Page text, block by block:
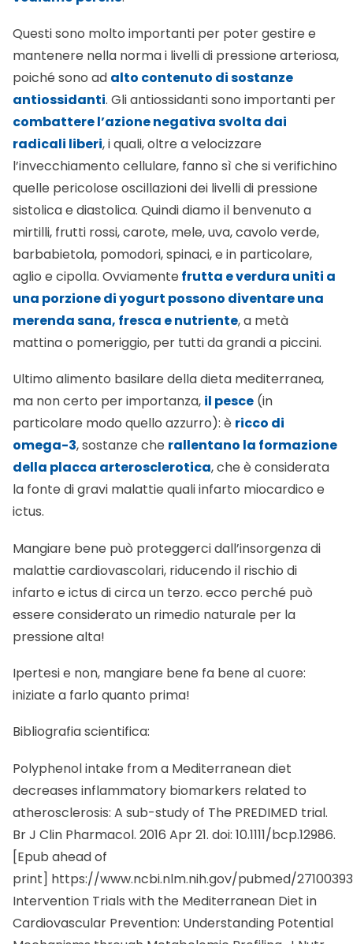
Questi sono molto importanti per poter gestire e
mantenere nella norma i livelli di pressione arteriosa,
poiché sono ad alto contenuto di sostanze
antiossidanti. Gli antiossidanti sono importanti per
combattere l’azione negativa svolta dai
radicali liberi, i quali, oltre a velocizzare
l’invecchiamento cellulare, fanno sì che si verifichino
quelle pericolose oscillazioni dei livelli di pressione
sistolica e diastolica. Quindi diamo il benvenuto a
mirtilli, frutti rossi, carote, mele, uva, cavolo verde,
barbabietola, pomodori, spinaci, e in particolare,
aglio e cipolla. Ovviamente frutta e verdura uniti a
una porzione di yogurt possono diventare una
merenda sana, fresca e nutriente, a metà
mattina o pomeriggio, per tutti da grandi a piccini.
Ultimo alimento basilare della dieta mediterranea,
ma non certo per importanza, il pesce (in
particolare modo quello azzurro): è ricco di
omega-3, sostanze che rallentano la formazione
della placca arterosclerotica, che è considerata
la fonte di gravi malattie quali infarto miocardico e
ictus.
Mangiare bene può proteggerci dall’insorgenza di
malattie cardiovascolari, riducendo il rischio di
infarto e ictus di circa un terzo. ecco perché può
essere considerato un rimedio naturale per la
pressione alta!
Ipertesi e non, mangiare bene fa bene al cuore:
iniziate a farlo quanto prima!
Bibliografia scientifica:
Polyphenol intake from a Mediterranean diet
decreases inflammatory biomarkers related to
atherosclerosis: A sub-study of The PREDIMED trial.
Br J Clin Pharmacol. 2016 Apr 21. doi: 10.1111/bcp.12986.
[Epub ahead of
print] https://www.ncbi.nlm.nih.gov/pubmed/27100393
Intervention Trials with the Mediterranean Diet in
Cardiovascular Prevention: Understanding Potential